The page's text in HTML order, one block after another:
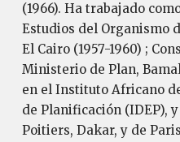
(1966). Ha trabajado
Estudios del Organismo
El Cairo (1957-1960) ;
Ministerio de Plan,
en el Instituto Africano
de Planificación (IDEP),
Poitiers, Dakar, y de